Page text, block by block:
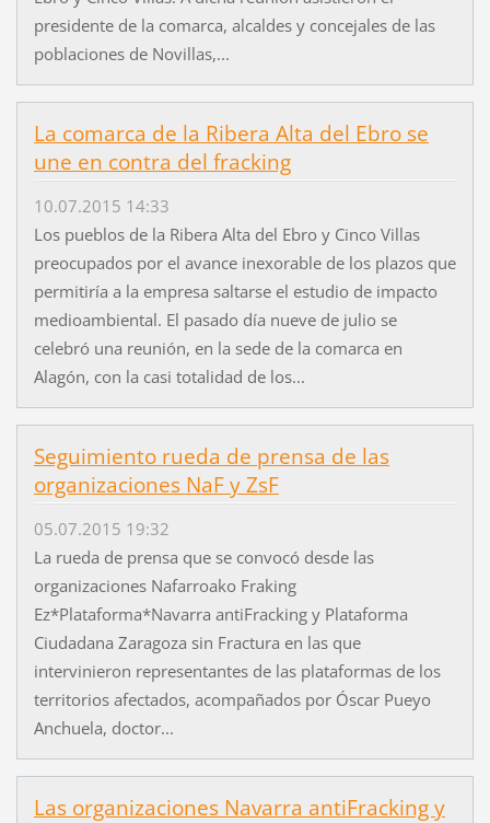
presidente de la comarca, alcaldes y concejales de las
poblaciones de Novillas,...
La comarca de la Ribera Alta del Ebro se
une en contra del fracking
10.07.2015 14:33
Los pueblos de la Ribera Alta del Ebro y Cinco Villas
preocupados por el avance inexorable de los plazos que
permitiría a la empresa saltarse el estudio de impacto
medioambiental. El pasado día nueve de julio se
celebró una reunión, en la sede de la comarca en
Alagón, con la casi totalidad de los...
Seguimiento rueda de prensa de las
organizaciones NaF y ZsF
05.07.2015 19:32
La rueda de prensa que se convocó desde las
organizaciones Nafarroako Fraking
Ez*Plataforma*Navarra antiFracking y Plataforma
Ciudadana Zaragoza sin Fractura en las que
intervinieron representantes de las plataformas de los
territorios afectados, acompañados por Óscar Pueyo
Anchuela, doctor...
Las organizaciones Navarra antiFracking y